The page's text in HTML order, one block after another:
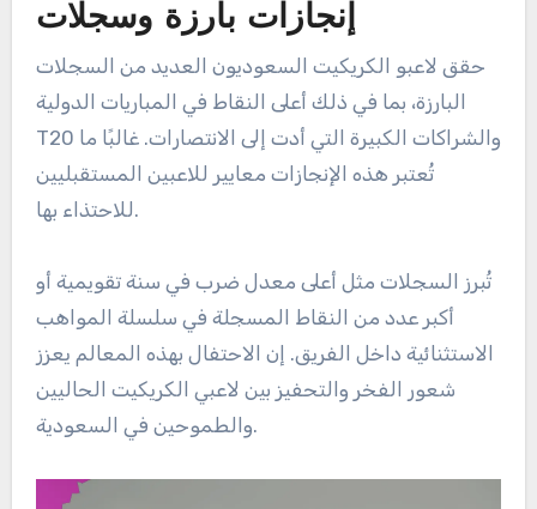
إنجازات بارزة وسجلات
حقق لاعبو الكريكيت السعوديون العديد من السجلات
البارزة، بما في ذلك أعلى النقاط في المباريات الدولية
T20 والشراكات الكبيرة التي أدت إلى الانتصارات. غالبًا ما
تُعتبر هذه الإنجازات معايير للاعبين المستقبليين
للاحتذاء بها.
تُبرز السجلات مثل أعلى معدل ضرب في سنة تقويمية أو
أكبر عدد من النقاط المسجلة في سلسلة المواهب
الاستثنائية داخل الفريق. إن الاحتفال بهذه المعالم يعزز
شعور الفخر والتحفيز بين لاعبي الكريكيت الحاليين
والطموحين في السعودية.